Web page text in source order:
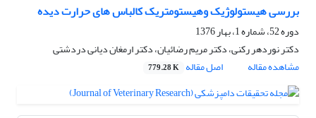
بررسی هیستولوژیک وهیستومتریک کالباس های حرارت دیده
دوره 52، شماره 1، بهار 1376
دکتر نوردهر رکنی، دکتر مریم رضائیان، دکتر ارمغان دیانی دردشتی
مشاهده مقاله
اصل مقاله 779.28 K